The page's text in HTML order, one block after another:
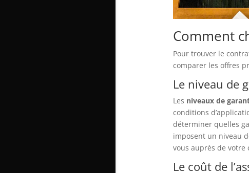
Comment
Pour trouver le
comparer les offres
Le niveau de
Les niveaux de
conditions
déterminer quelles
imposent un niveau
vous auprès de votre
Le coût de